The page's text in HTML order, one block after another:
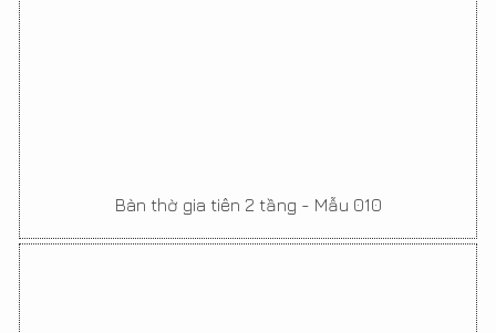
Bàn thờ gia tiên 2 tầng - Mẫu 010